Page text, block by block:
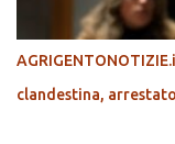
clandestina,